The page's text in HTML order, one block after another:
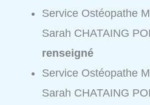
Service Ostéopathe
Sarah CHATAING
renseigné
Service Ostéopathe
Sarah CHATAING